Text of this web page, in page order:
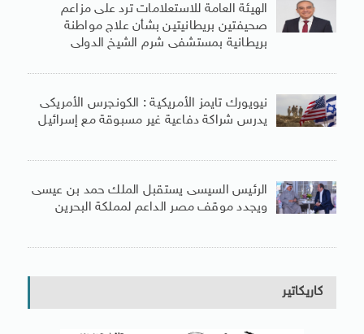
الهيئة العامة للاستعلامات ترد على مزاعم
صحيفتين بريطانيتين بشأن علاج مواطنة
بريطانية بمستشفى شرم الشيخ الدولى
نيويورك تايمز الأمريكية : الكونجرس الأمريكى
يدرس شراكة دفاعية غير مسبوقة مع إسرائيل
الرئيس السيسى يستقبل الملك حمد بن عيسى
ويجدد موقف مصر الداعم لمملكة البحرين
كاريكاتير